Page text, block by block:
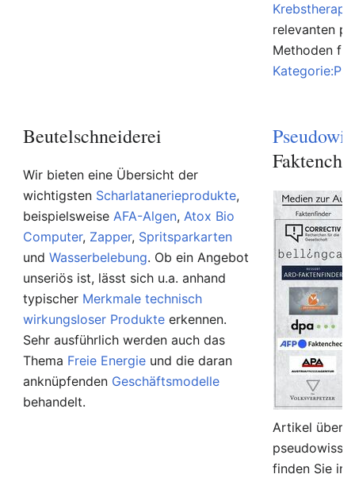
relevanten
Methoden
Beutelschneiderei
Wir bieten eine Übersicht der
wichtigsten Scharlatanerieprodukte,
beispielsweiseAFA-Algen,Atox Bio
Computer, Zapper, Spritsparkarten
undWasserbelebung. Ob ein Angebot
unseriös ist, lässt sich u.a. anhand
typischer Merkmale technisch
wirkungsloser Produkte erkennen.
Sehr ausführlich werden auch das
Thema Freie Energie und die daran
anknüpfenden Geschäftsmodelle
behandelt.
Artikel über
finden Sie in